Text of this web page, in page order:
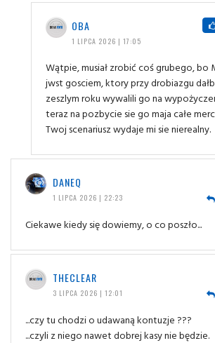
OBA
1 LIPCA 2026 | 17:05
Wątpie, musiał zrobić coś grubego, bo
jwst gosciem, ktory przy drobiazgu
zeszlym roku wywalili go na
teraz na pozbycie sie go maja całe
Twoj scenariusz wydaje mi sie nierealny.
DANEQ
1 LIPCA 2026 | 22:23
Ciekawe kiedy się dowiemy, o co poszło...
THECLEAR
3 LIPCA 2026 | 12:01
...czy tu chodzi o udawaną kontuzje ???
...czyli z niego nawet dobrej kasy nie będzie.